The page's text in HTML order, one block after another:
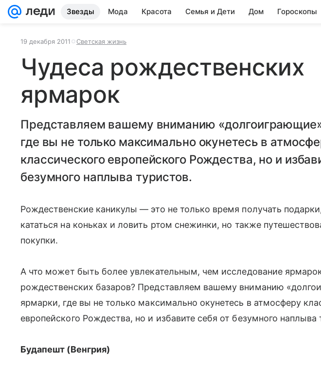
Звезды Мода Красота Семья и Дети Дом Гороскопы
19 декабря 2011 Светская жизнь
Чудеса рождественских
ярмарок
Представляем вашему вниманию
где вы не только максимально окунетесь в
классического европейского Рождества, но и
безумного наплыва туристов.
Рождественские каникулы — это не только время получать
кататься на коньках и ловить ртом снежинки, но также
покупки.
А что может быть более увлекательным, чем исследование
рождественских базаров? Представляем вашему вниманию
ярмарки, где вы не только максимально окунетесь в атмосферу
европейского Рождества, но и избавите себя от безумного наплыва
Будапешт (Венгрия)